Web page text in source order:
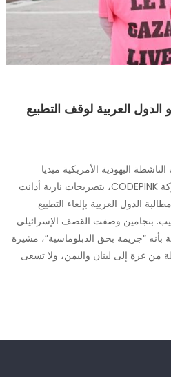
العربية لوقف التطبيع
اليهودية الأمريكية ميديا
بنجامين، المؤسسة المشاركة لحركة CODEPINK، بتصريحات نارية أدانت
الدول العربية بإلغاء التطبيع
بنجامين وصفت القصف الإسرائيلي
بأنه “جريمة بحق الدبلوماسية”، مشيرة
من غزة إلى لبنان واليمن، ولا تسعى